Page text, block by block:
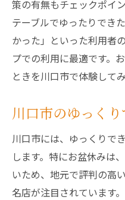
策の有無もチェックポイ
テーブルでゆったりでき
かった」といった利用者
プでの利用に最適です。
ときを川口市で体験して
川口市のゆっく
川口市には、ゆっくりで
します。特にお盆休みは
いため、地元で評判の高
名店が注目されています